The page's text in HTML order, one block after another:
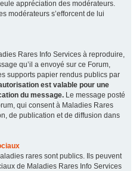
appréciation des modérateurs.
modérateurs s’efforcent de lui
Rares Info Services à reproduire,
qu’il a envoyé sur ce Forum,
supports papier rendus publics par
est valable pour une
du message. Le message posté
qui consent à Maladies Rares
de publication et de diffusion dans
rares sont publics. Ils peuvent
de Maladies Rares Info Services